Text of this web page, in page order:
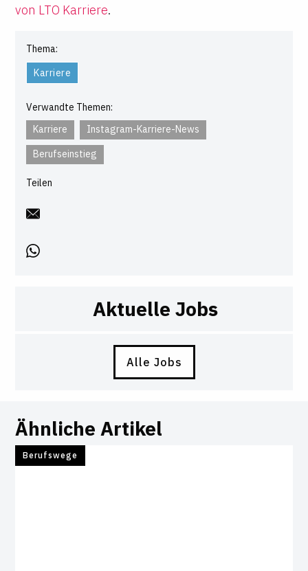
von LTO Karriere.
Thema:
Karriere
Verwandte Themen:
Karriere
Instagram-Karriere-News
Berufseinstieg
Teilen
Aktuelle Jobs
Alle Jobs
Ähnliche Artikel
Berufswege